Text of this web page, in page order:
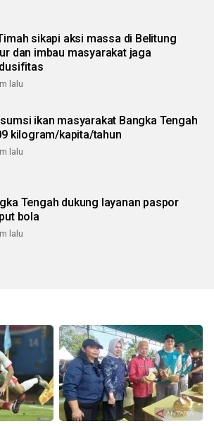
sikapi aksi massa di Belitung
dan imbau masyarakat jaga
lalu
ikan masyarakat Bangka Tengah
kilogram/kapita/tahun
lalu
Tengah dukung layanan paspor
bola
lalu